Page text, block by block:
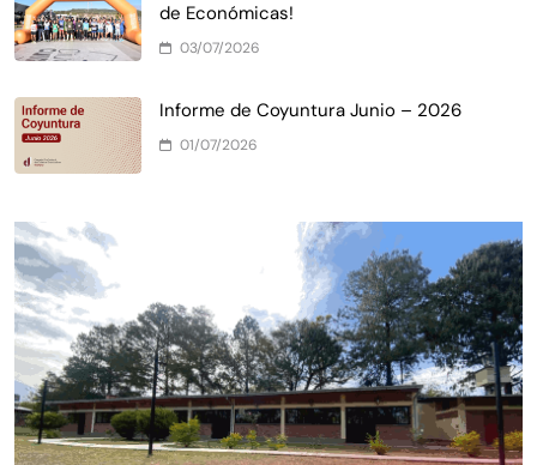
de Económicas!
03/07/2026
Informe de Coyuntura Junio – 2026
01/07/2026